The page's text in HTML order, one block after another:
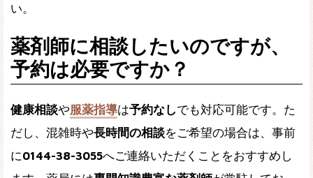
い。
薬剤師に相談したいのですが、
予約は必要ですか？
健康相談や服薬指導は予約なしでも対応可能です。た
だし、混雑時や長時間の相談をご希望の場合は、事前
に0144-38-3055へご連絡いただくことをおすすめし